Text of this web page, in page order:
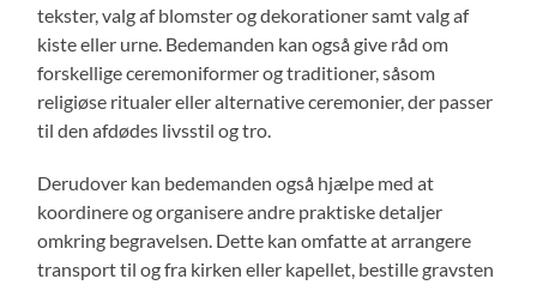
tekster, valg af blomster og dekorationer samt valg af
kiste eller urne. Bedemanden kan også give råd om
forskellige ceremoniformer og traditioner, såsom
religiøse ritualer eller alternative ceremonier, der passer
til den afdødes livsstil og tro.
Derudover kan bedemanden også hjælpe med at
koordinere og organisere andre praktiske detaljer
omkring begravelsen. Dette kan omfatte at arrangere
transport til og fra kirken eller kapellet, bestille gravsten